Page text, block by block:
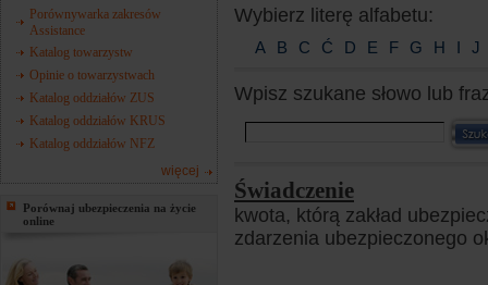
Porównywarka zakresów
Assistance
Katalog towarzystw
Opinie o towarzystwach
Katalog oddziałów ZUS
Katalog oddziałów KRUS
Katalog oddziałów NFZ
więcej
Porównaj ubezpieczenia na życie
online
Wybierz literę alfabetu:
A B C Ć D E F G H I J
Wpisz szukane słowo lub
Świadczenie
kwota, którą zakład
zdarzenia ubezpieczonego